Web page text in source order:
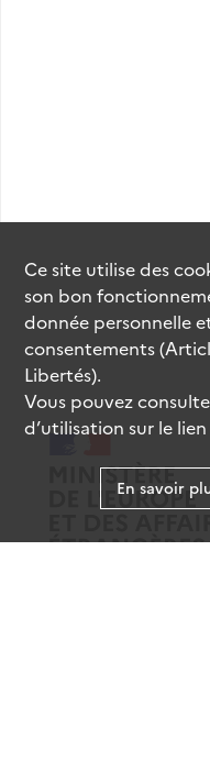
Ce site utilise des
son bon
donnée personnelle
consentements
Libertés).
Vous pouvez
d’utilisation sur le
En savoir